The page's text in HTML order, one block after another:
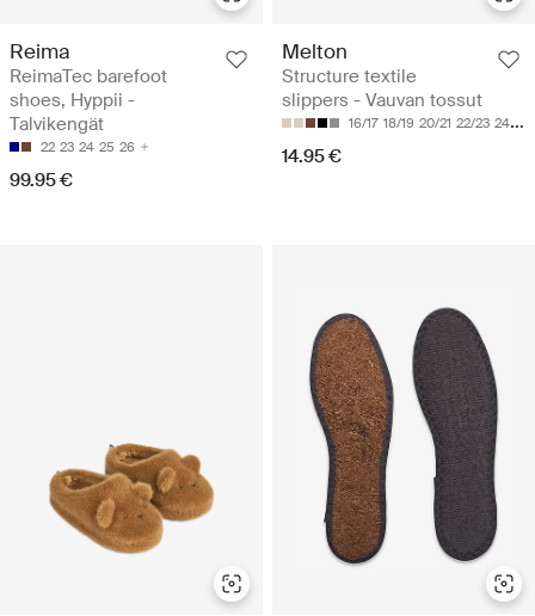
Reima
ReimaTec barefoot
shoes, Hyppii -
Talvikengät
22 23 24 25 26
99.95 €
Melton
Structure textile
slippers - Vauvan tossut
16/17 18/19 20/21 22/23 24/25
14.95 €